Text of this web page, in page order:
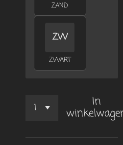
ZAND
ZW
ZWART
In